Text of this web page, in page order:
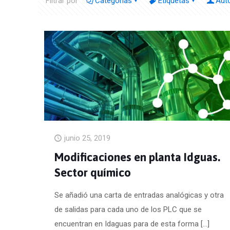
junio 25, 2019
Modificaciones en planta Idguas.
Sector químico
Se añadió una carta de entradas analógicas y otra
de salidas para cada uno de los PLC que se
encuentran en Idaguas para de esta forma[…]